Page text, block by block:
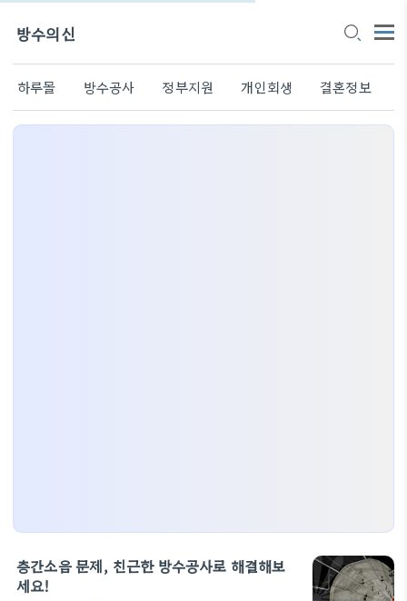
방수의신
하루몰 방수공사 정부지원 개인회생 결혼정보
층간소음 문제, 친근한 방수공사로 해결해보
세요!